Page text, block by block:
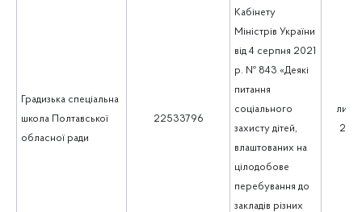
Градизька спеціальна
школа Полтавської
обласної ради
22533796
Кабінету
Міністрів України
від 4 серпня 2021
р. № 843 «Деякі
питання
соціального
захисту дітей,
влаштованих на
цілодобове
перебування до
закладів різних